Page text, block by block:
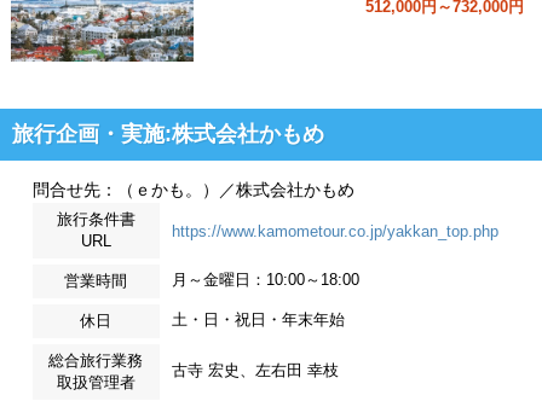
512,000円～732,000円
旅行企画・実施:株式会社かもめ
問合せ先：（ｅかも。）／株式会社かもめ
旅行条件書
URL
https://www.kamometour.co.jp/yakkan_top.php
営業時間 月～金曜日：10:00～18:00
休日 土・日・祝日・年末年始
総合旅行業務
取扱管理者
古寺 宏史、左右田 幸枝